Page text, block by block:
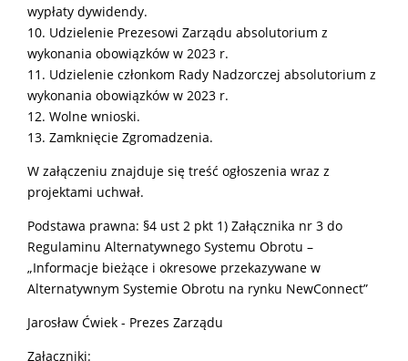
wypłaty dywidendy.
10. Udzielenie Prezesowi Zarządu absolutorium z
wykonania obowiązków w 2023 r.
11. Udzielenie członkom Rady Nadzorczej absolutorium z
wykonania obowiązków w 2023 r.
12. Wolne wnioski.
13. Zamknięcie Zgromadzenia.
W załączeniu znajduje się treść ogłoszenia wraz z
projektami uchwał.
Podstawa prawna: §4 ust 2 pkt 1) Załącznika nr 3 do
Regulaminu Alternatywnego Systemu Obrotu –
„Informacje bieżące i okresowe przekazywane w
Alternatywnym Systemie Obrotu na rynku NewConnect”
Jarosław Ćwiek - Prezes Zarządu
Załączniki: